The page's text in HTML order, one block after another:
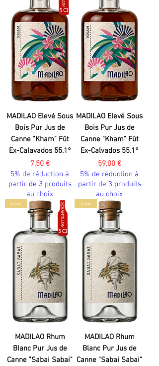
MADILAO Elevé Sous
Bois Pur Jus de
Canne "Kham" Fût
Ex-Calavados 55.1°
Prix
7,50 €
5% de réduction à
partir de 3 produits
au choix
MADILAO Elevé Sous
Bois Pur Jus de
Canne "Kham" Fût
Ex-Calvados 55.1°
Prix
59,00 €
5% de réduction à
partir de 3 produits
au choix
Laos
MADILAO Rhum
Blanc Pur Jus de
Canne "Sabai Sabai"
Laos
MADILAO Rhum
Blanc Pur Jus de
Canne "Sabai Sabai"